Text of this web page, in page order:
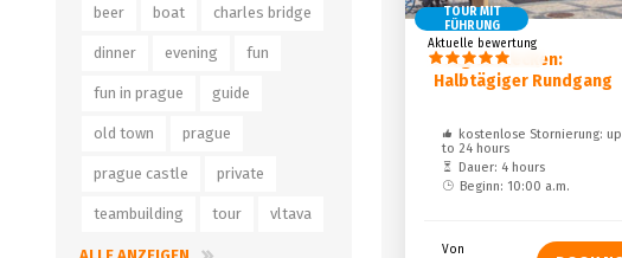
TOUR MIT
FÜHRUNG
Prag entdecken:
Halbtägiger Rundgang
kostenlose Stornierung: up
to 24 hours
Dauer: 4 hours
Beginn: 10:00 a.m.
Aktuelle bewertung
Von
beer boat charles bridge
dinner evening fun
fun in prague guide
old town prague
prague castle private
teambuilding tour vltava